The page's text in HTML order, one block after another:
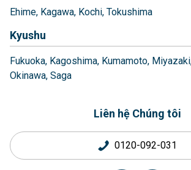
Ehime Kagawa Kochi Tokushima
Kyushu
Fukuoka Kagoshima Kumamoto Miyazaki
Okinawa Saga
Liên hệ Chúng tôi
0120-092-031